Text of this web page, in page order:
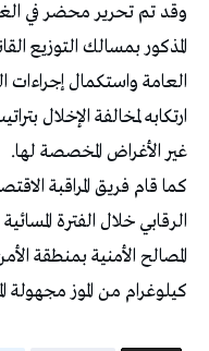
وقد تم تحرير محضر في
المذكور بمسالك التوزيع
العامة واستكمال
ارتكابه لمخالفة الإخلال
غير الأغراض المخصصة لها.
كما قام فريق المراقبة
الرقابي خلال الفترة
كيلوغرام من الموز مجهولة